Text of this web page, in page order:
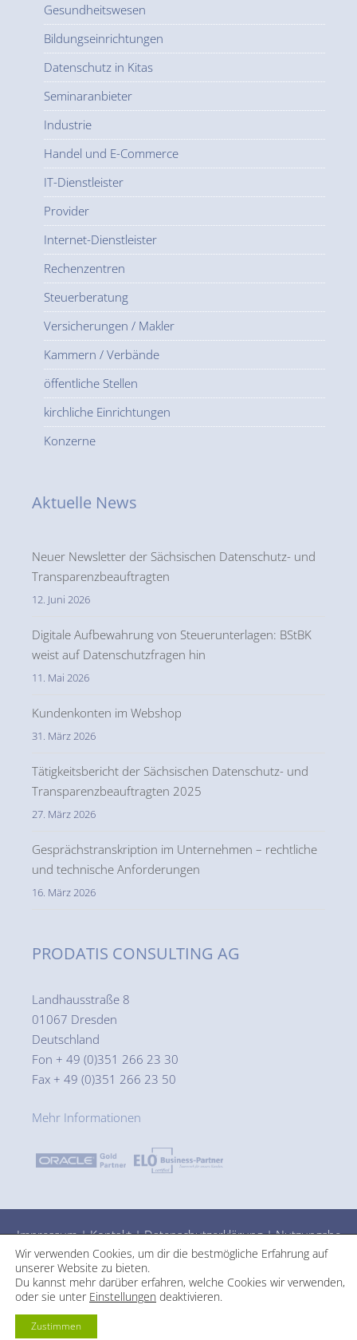
Gesundheitswesen
Bildungseinrichtungen
Datenschutz in Kitas
Seminaranbieter
Industrie
Handel und E-Commerce
IT-Dienstleister
Provider
Internet-Dienstleister
Rechenzentren
Steuerberatung
Versicherungen / Makler
Kammern / Verbände
öffentliche Stellen
kirchliche Einrichtungen
Konzerne
Aktuelle News
Neuer Newsletter der Sächsischen Datenschutz- und
Transparenzbeauftragten
12. Juni 2026
Digitale Aufbewahrung von Steuerunterlagen: BStBK
weist auf Datenschutzfragen hin
11. Mai 2026
Kundenkonten im Webshop
31. März 2026
Tätigkeitsbericht der Sächsischen Datenschutz- und
Transparenzbeauftragten 2025
27. März 2026
Gesprächstranskription im Unternehmen – rechtliche
und technische Anforderungen
16. März 2026
PRODATIS CONSULTING AG
Landhausstraße 8
01067 Dresden
Deutschland
Fon + 49 (0)351 266 23 30
Fax + 49 (0)351 266 23 50
Mehr Informationen
Impressum|Kontakt|Datenschutzerklärung|Nutzungsbe
dingungen
Wir verwenden Cookies, um dir die bestmögliche Erfahrung auf
unserer Website zu bieten.
Du kannst mehr darüber erfahren, welche Cookies wir verwenden,
oder sie unter Einstellungen deaktivieren.
Zustimmen